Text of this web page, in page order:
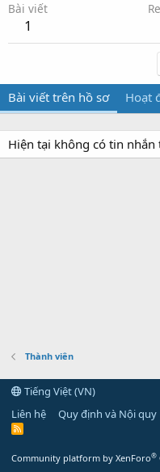
Bài viết
1
Bài viết trên hồ sơ Hoạt
Hiện tại không có tin
Thành viên
Tiếng Việt (VN)
Liên hệ
Quy định và Nội quy
R
Community platform by XenForo®